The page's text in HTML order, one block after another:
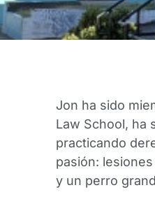
Jon ha sido
Law School, ha
practicando
pasión:
y un perro